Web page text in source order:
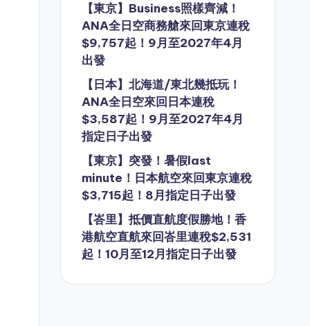
【東京】Business照樣齊減！
ANA全日空商務艙來回東京連稅
$9,757起！9月至2027年4月
出發
【日本】北海道/東北幾抵玩！
ANA全日空來回日本連稅
$3,587起！9月至2027年4月
指定日子出發
【東京】突發！暑假last
minute！日本航空來回東京連稅
$3,715起！8月指定日子出發
【峇里】抵價直航度假勝地！香
港航空直航來回峇里連稅$2,531
起！10月至12月指定日子出發